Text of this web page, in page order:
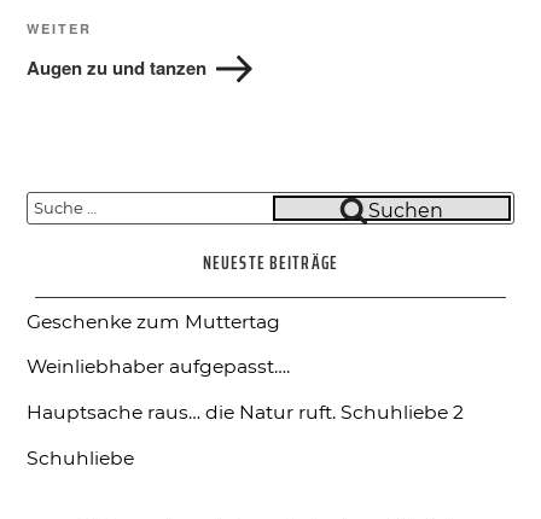
Nächster
Beitrag
WEITER
Augen zu und tanzen
Suche
Suchen
NEUESTE BEITRÄGE
Geschenke zum Muttertag
Weinliebhaber aufgepasst….
Hauptsache raus… die Natur ruft. Schuhliebe 2
Schuhliebe